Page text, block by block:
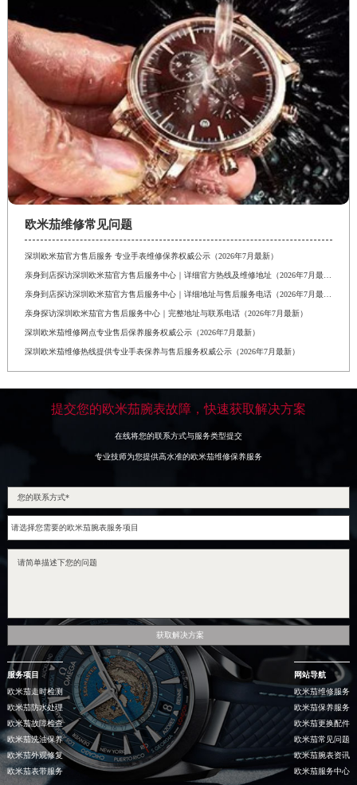
欧米茄维修常见问题
深圳欧米茄官方售后服务 专业手表维修保养权威公示（2026年7月最新）
亲身探访深圳欧米茄官方售后服务中心｜完整地址与联系电话（2026年7月最新）
深圳欧米茄维修网点专业售后保养服务权威公示（2026年7月最新）
深圳欧米茄维修热线提供专业手表保养与售后服务权威公示（2026年7月最新）
提交您的欧米茄腕表故障，快速获取解决方案
在线将您的联系方式与服务类型提交
专业技师为您提供高水准的欧米茄维修保养服务
获取解决方案
服务项目
欧米茄走时检测
欧米茄防水处理
欧米茄故障检查
欧米茄洗油保养
欧米茄外观修复
欧米茄表带服务
网站导航
欧米茄维修服务
欧米茄保养服务
欧米茄更换配件
欧米茄常见问题
欧米茄腕表资讯
欧米茄服务中心